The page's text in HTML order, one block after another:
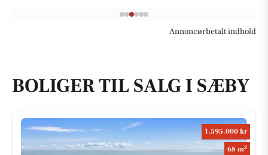
Annoncørbetalt indhold
BOLIGER TIL SALG I SÆBY
1.595.000 kr
68 m2